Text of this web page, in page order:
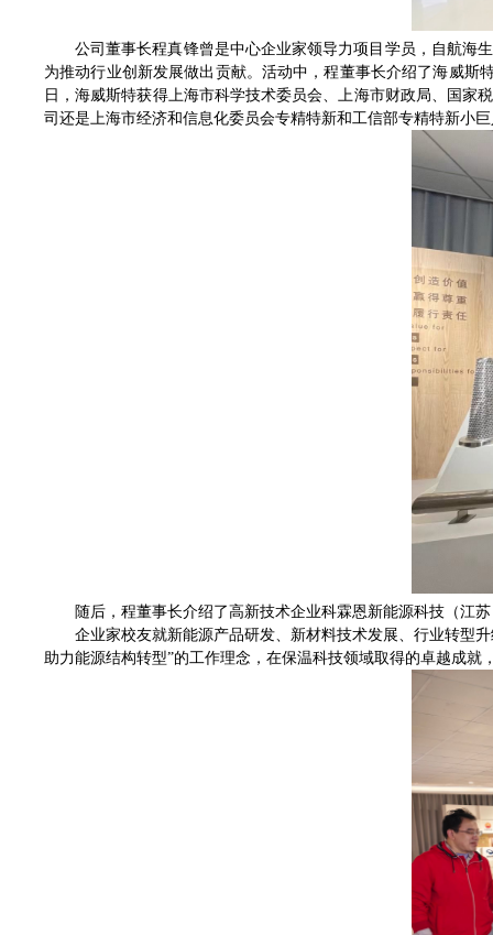
公司董事长程真锋曾是中心企业家领导力项目学员，自航海
为推动行业创新发展做出贡献。活动中，程董事长介绍了海威
日，海威斯特获得上海市科学技术委员会、上海市财政局、国家
司还是上海市经济和信息化委员会专精特新和工信部专精特新小
随后，程董事长介绍了高新技术企业科霖恩新能源科技（江
企业家校友就新能源产品研发、新材料技术发展、行业转型
助力能源结构转型”的工作理念，在保温科技领域取得的卓越成